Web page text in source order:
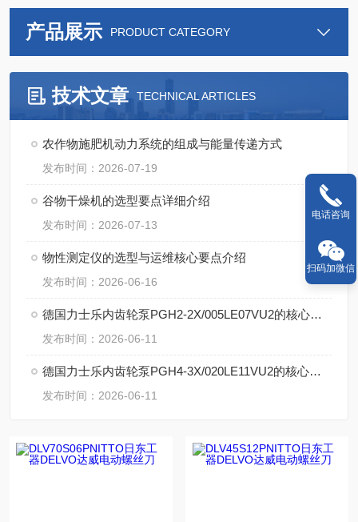
产品展示 PRODUCT CATEGORY
技术文章 TECHNICAL ARTICLES
农作物施肥机动力系统的组成与能量传递方式
发布时间：2026-07-19
谷物干燥机的选型要点详细介绍
发布时间：2026-07-13
物性测定仪的选型与运维核心要点介绍
发布时间：2026-06-16
德国力士乐内齿轮泵PGH2-2X/005LE07VU2的核心特点
发布时间：2026-06-11
德国力士乐内齿轮泵PGH4-3X/020LE11VU2的核心技术
发布时间：2026-06-11
电话咨询
扫码加微信